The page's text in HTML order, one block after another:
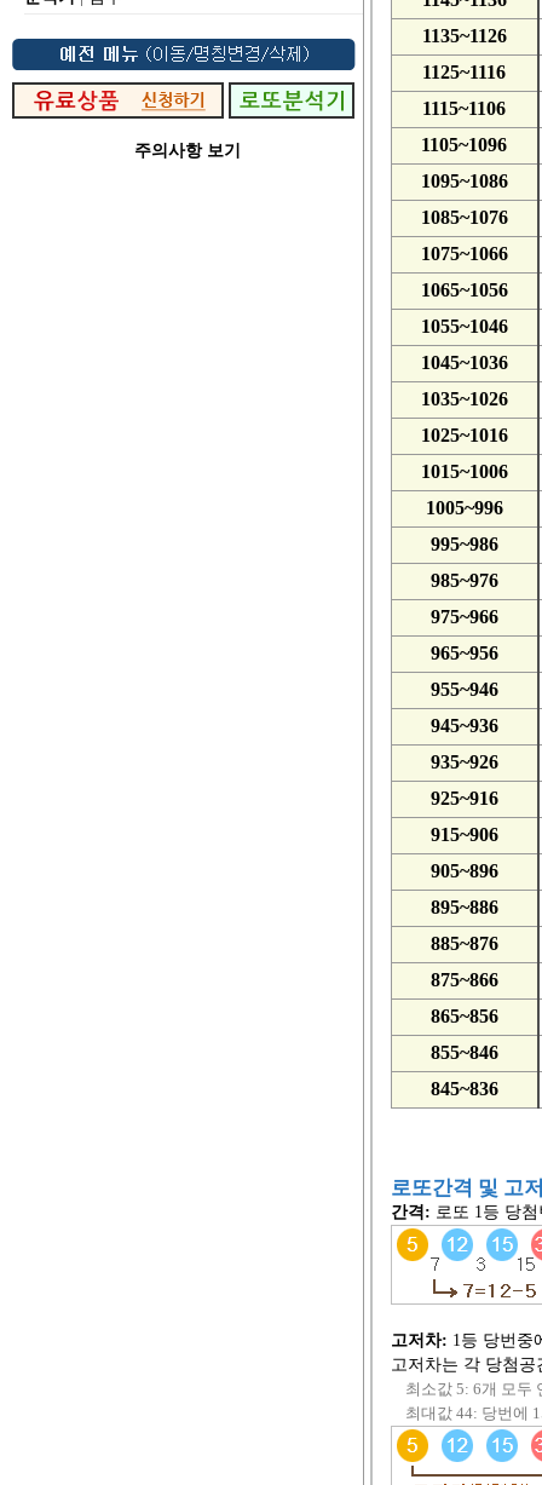
주의사항 보기
1135~1126
1125~1116
1115~1106
1105~1096
1095~1086
1085~1076
1075~1066
1065~1056
1055~1046
1045~1036
1035~1026
1025~1016
1015~1006
1005~996
995~986
985~976
975~966
965~956
955~946
945~936
935~926
925~916
915~906
905~896
895~886
885~876
875~866
865~856
855~846
845~836
로또간격 및 고
간격: 로또 1등 당
고저차: 1등 당번중
고저차는 각 당첨
최소값 5: 6개 모두
최대값 44: 당번에